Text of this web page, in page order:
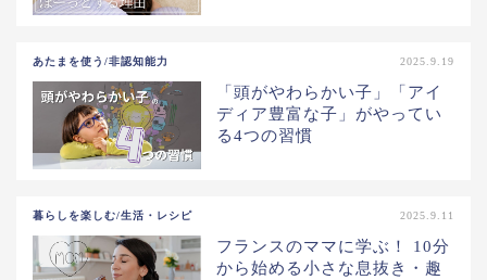
あたまを使う/非認知能力 2025.9.19
「頭がやわらかい子」「アイ
ディア豊富な子」がやってい
る4つの習慣
暮らしを楽しむ/生活・レシピ 2025.9.11
フランスのママに学ぶ！ 10分
から始める小さな息抜き・趣